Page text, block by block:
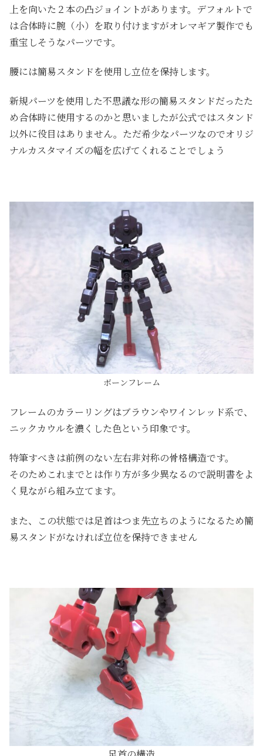
上を向いた２本の凸ジョイントがあります。デフォルトで
は合体時に腕（小）を取り付けますがオレマギア製作でも
重宝しそうなパーツです。
腰には簡易スタンドを使用し立位を保持します。
新規パーツを使用した不思議な形の簡易スタンドだったた
め合体時に使用するのかと思いましたが公式ではスタンド
以外に役目はありません。ただ希少なパーツなのでオリジ
ナルカスタマイズの幅を広げてくれることでしょう
ボーンフレーム
フレームのカラーリングはブラウンやワインレッド系で、
ニックカウルを濃くした色という印象です。
特筆すべきは前例のない左右非対称の骨格構造です。
そのためこれまでとは作り方が多少異なるので説明書をよ
く見ながら組み立てます。
また、この状態では足首はつま先立ちのようになるため簡
易スタンドがなければ立位を保持できません